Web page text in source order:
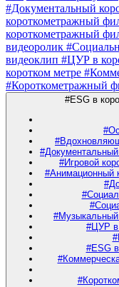
#Документальный
короткометражный
короткометражный
видеоролик
видеоклип #ЦУР в
коротком метре
#Короткометражный
#ESG в
#Игровой
#Анимационный
#ЦУР в
#ESG